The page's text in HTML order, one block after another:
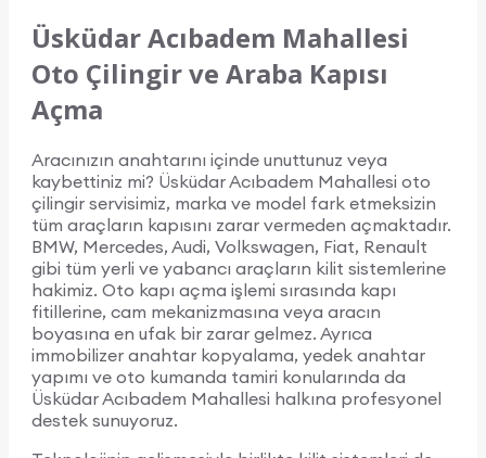
Üsküdar Acıbadem Mahallesi
Oto Çilingir ve Araba Kapısı
Açma
Aracınızın anahtarını içinde unuttunuz veya
kaybettiniz mi? Üsküdar Acıbadem Mahallesi oto
çilingir servisimiz, marka ve model fark etmeksizin
tüm araçların kapısını zarar vermeden açmaktadır.
BMW, Mercedes, Audi, Volkswagen, Fiat, Renault
gibi tüm yerli ve yabancı araçların kilit sistemlerine
hakimiz. Oto kapı açma işlemi sırasında kapı
fitillerine, cam mekanizmasına veya aracın
boyasına en ufak bir zarar gelmez. Ayrıca
immobilizer anahtar kopyalama, yedek anahtar
yapımı ve oto kumanda tamiri konularında da
Üsküdar Acıbadem Mahallesi halkına profesyonel
destek sunuyoruz.